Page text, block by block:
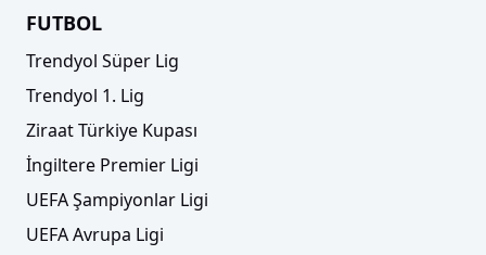
FUTBOL
Trendyol Süper Lig
Trendyol 1. Lig
Ziraat Türkiye Kupası
İngiltere Premier Ligi
UEFA Şampiyonlar Ligi
UEFA Avrupa Ligi